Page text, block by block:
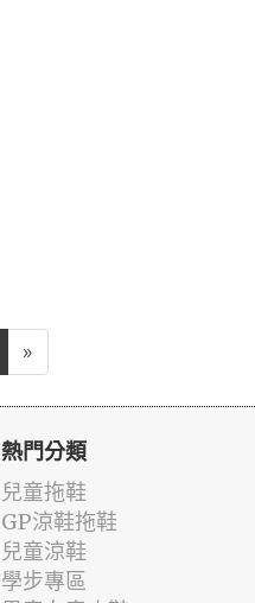
»
熱門分類
兒童拖鞋
GP涼鞋拖鞋
兒童涼鞋
學步專區